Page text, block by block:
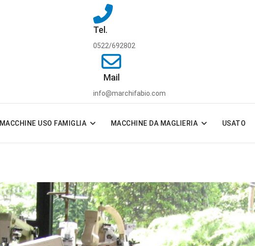
Tel.
0522/692802
Mail
info@marchifabio.com
MACCHINE USO FAMIGLIA MACCHINE DA MAGLIERIA USATO